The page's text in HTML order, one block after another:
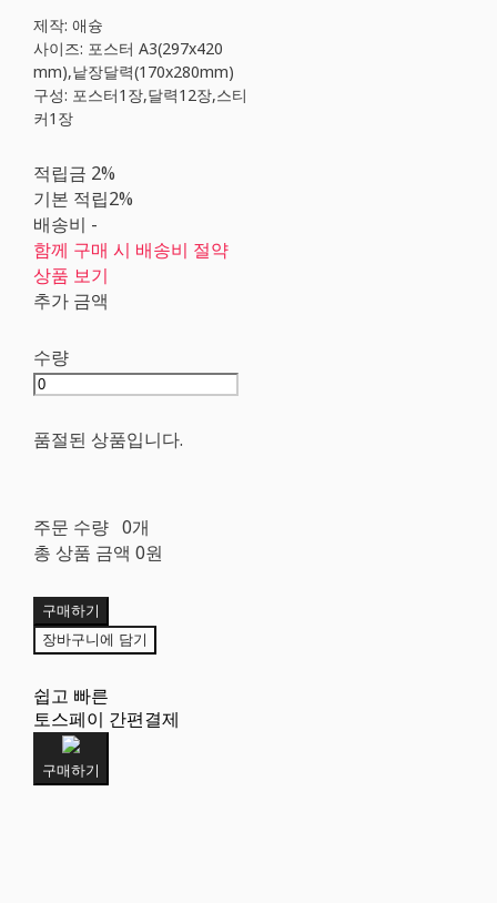
제작: 애슝
사이즈: 포스터 A3(297x420
mm),낱장달력(170x280mm)
구성: 포스터1장,달력12장,스티
커1장
적립금 2%
기본 적립2%
배송비 -
함께 구매 시 배송비 절약
상품 보기
추가 금액
수량
품절된 상품입니다.
주문 수량 0개
총 상품 금액 0원
구매하기
장바구니에 담기
쉽고 빠른
토스페이 간편결제
구매하기